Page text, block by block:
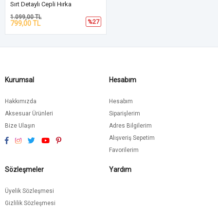
Sırt Detaylı Cepli Hırka
799,00 TL
1.099,00 TL
%27
Kurumsal
Hakkımızda
Aksesuar Ürünleri
Bize Ulaşın
Hesabım
Hesabım
Siparişlerim
Adres Bilgilerim
Alışveriş Sepetim
Favorilerim
Sözleşmeler
Üyelik Sözleşmesi
Gizlilik Sözleşmesi
Yardım